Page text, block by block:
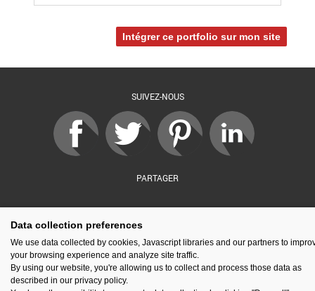
Intégrer ce portfolio sur mon site
SUIVEZ-NOUS
PARTAGER
par : Financé par :
Data collection preferences
We use data collected by cookies, Javascript libraries and our partners to
your browsing experience and analyze site traffic.
By using our website, you're allowing us to collect and process those data as
described in our privacy policy.